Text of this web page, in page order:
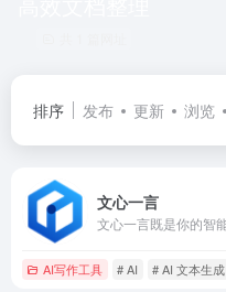
排序 发布 更新 浏览
文心一言
AI写作工具 # AI # AI 文本生成